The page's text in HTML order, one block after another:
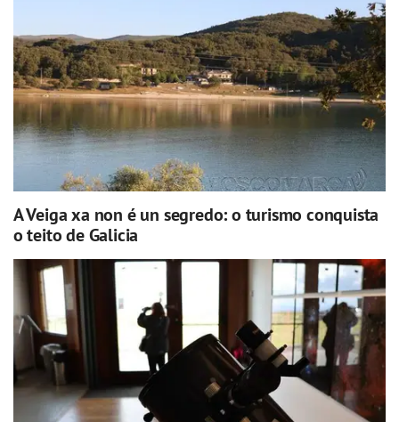
A Veiga xa non é un segredo: o turismo conquista
o teito de Galicia